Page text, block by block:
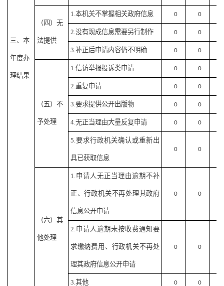
三、本
年度办
理结果
（四）无
法提供
1.本机关不掌握相关政府信息 0 0
2.没有现成信息需要另行制作 0 0
3.补正后申请内容仍不明确 0 0
（五）不
予处理
1.信访举报投诉类申请 0 0
2.重复申请 0 0
3.要求提供公开出版物 0 0
4.无正当理由大量反复申请 0 0
5.要求行政机关确认或重新出
具已获取信息
0 0
（六）其
他处理
1.申请人无正当理由逾期不补
正、行政机关不再处理其政府
信息公开申请
0 0
2.申请人逾期未按收费通知要
求缴纳费用、行政机关不再处
理其政府信息公开申请
0 0
3.其他 0 0